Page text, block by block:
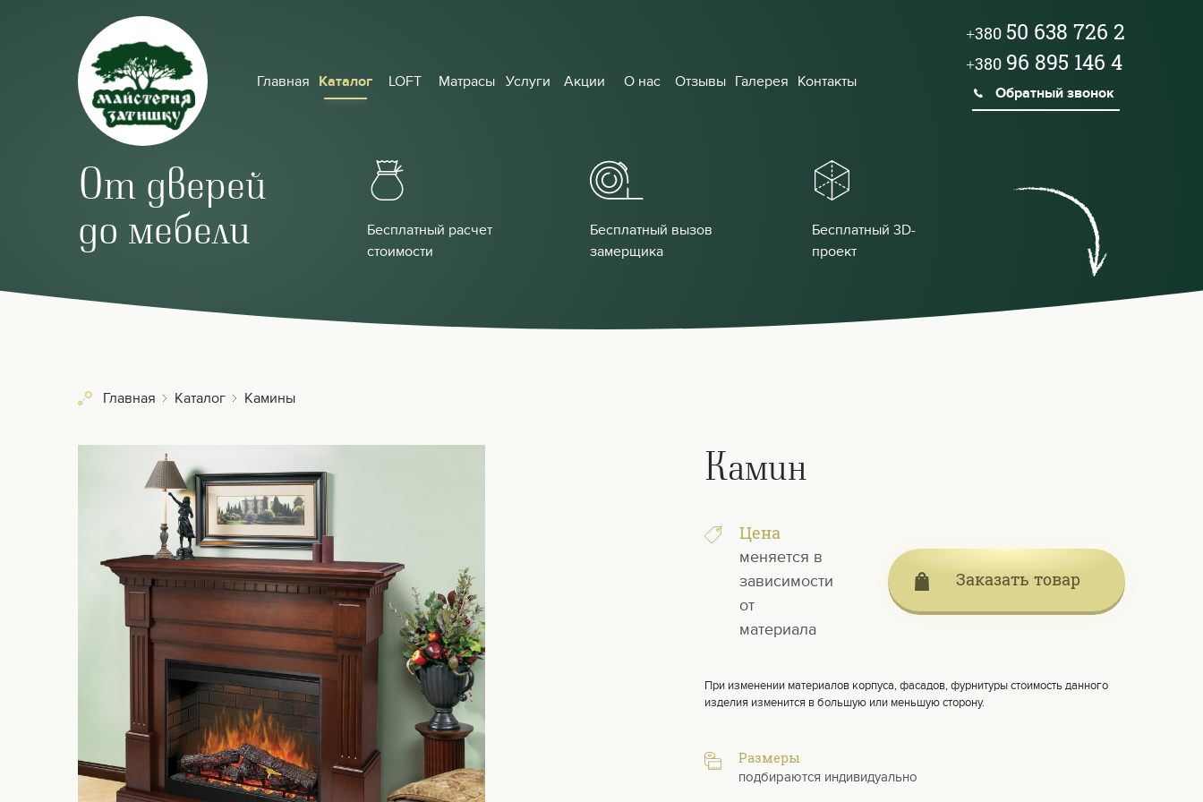
Главная Каталог LOFT Матрасы Услуги Акции О нас Отзывы Галерея Контакты
+380 50 638 726 2
+380 96 895 146 4
Обратный звонок
От дверей
до мебели
Бесплатный расчет
стоимости
Бесплатный вызов
замерщика
Бесплатный 3D-
проект
Главная Каталог Камины
Камин
Цена
меняется в
зависимости
от
материала
Заказать товар
При изменении материалов корпуса, фасадов, фурнитуры стоимость данного
изделия изменится в большую или меньшую сторону.
Размеры
подбираются индивидуально